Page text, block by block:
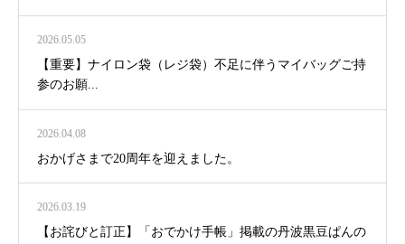
2026.05.05
【重要】ナイロン袋（レジ袋）不足に伴うマイバッグご持
参のお願...
2026.04.08
おかげさまで20周年を迎えました。
2026.03.19
【お詫びと訂正】「おでかけ手帳」掲載の丹波黒豆ぱんの